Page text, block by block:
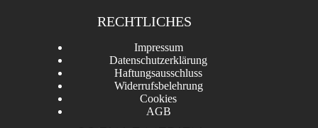
RECHTLICHES
Impressum
Datenschutzerklärung
Haftungsausschluss
Widerrufsbelehrung
Cookies
AGB